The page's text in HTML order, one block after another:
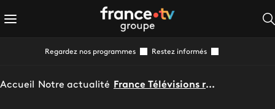
Regardez nos programmes Restez informés
Accueil Notre actualité France Télévisions renouvelle son partenariat avec l'AFM-Téléthon jusqu'en 2028